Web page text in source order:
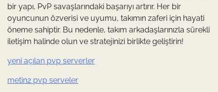
bir yapı, PvP savaşlarındaki başarıyı artırır. Her bir
oyuncunun özverisi ve uyumu, takımın zaferi için hayati
öneme sahiptir. Bu nedenle, takım arkadaşlarınızla sürekli
iletişim halinde olun ve stratejinizi birlikte geliştirin!
yeni açılan pvp serverler
metin2 pvp serveler